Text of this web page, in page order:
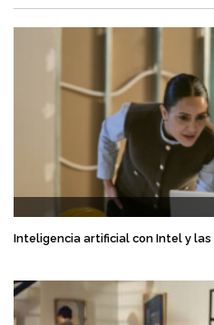
Inteligencia artificial con Intel y